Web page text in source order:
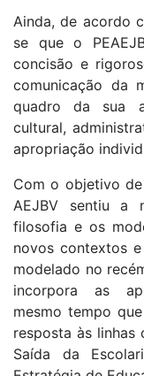
Ainda, de acordo
se que o
concisão e
comunicação da
quadro da sua
cultural,
apropriação
Com o objetivo
AEJBV sentiu a
filosofia e os
novos contextos e
modelado no
incorpora as
mesmo tempo
resposta às linhas
Saída da